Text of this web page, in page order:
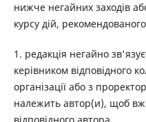
нижче негайних заходів
курсу дій,
1. редакція негайно
керівником відповідного
організації або з
належить автор(и), щоб